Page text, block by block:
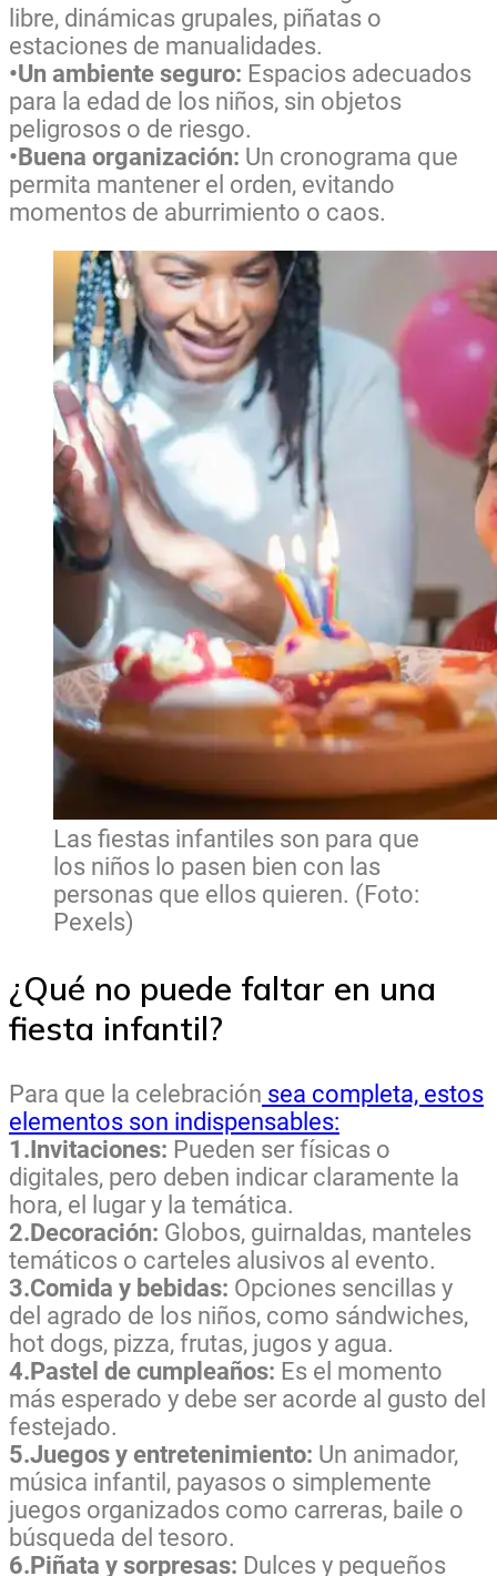
libre, dinámicas grupales, piñatas o
estaciones de manualidades.
•Un ambiente seguro: Espacios adecuados
para la edad de los niños, sin objetos
peligrosos o de riesgo.
•Buena organización: Un cronograma que
permita mantener el orden, evitando
momentos de aburrimiento o caos.
Las fiestas infantiles son para que
los niños lo pasen bien con las
personas que ellos quieren. (Foto:
Pexels)
¿Qué no puede faltar en una
fiesta infantil?
Para que la celebración sea completa, estos
elementos son indispensables:
1.Invitaciones: Pueden ser físicas o
digitales, pero deben indicar claramente la
hora, el lugar y la temática.
2.Decoración: Globos, guirnaldas, manteles
temáticos o carteles alusivos al evento.
3.Comida y bebidas: Opciones sencillas y
del agrado de los niños, como sándwiches,
hot dogs, pizza, frutas, jugos y agua.
4.Pastel de cumpleaños: Es el momento
más esperado y debe ser acorde al gusto del
festejado.
5.Juegos y entretenimiento: Un animador,
música infantil, payasos o simplemente
juegos organizados como carreras, baile o
búsqueda del tesoro.
6.Piñata y sorpresas: Dulces y pequeños